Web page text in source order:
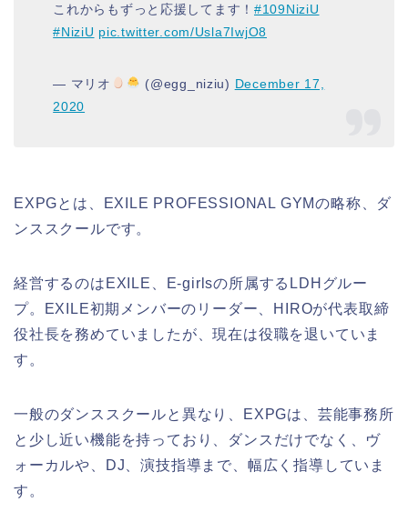
これからもずっと応援してます！ #109NiziU
#NiziU pic.twitter.com/Usla7IwjO8
— マリオ (@egg_niziu) December 17,
2020
EXPGとは、EXILE PROFESSIONAL GYMの略称、ダ
ンススクールです。
経営するのはEXILE、E-girlsの所属するLDHグルー
プ。EXILE初期メンバーのリーダー、HIROが代表取締
役社長を務めていましたが、現在は役職を退いていま
す。
一般のダンススクールと異なり、EXPGは、芸能事務所
と少し近い機能を持っており、ダンスだけでなく、ヴ
ォーカルや、DJ、演技指導まで、幅広く指導していま
す。